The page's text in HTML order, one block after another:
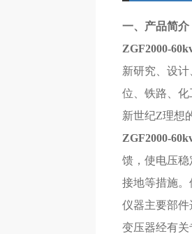
一、产品简介
ZGF2000-
新研究、设
位、铁路、
新世纪Z理想
ZGF2000-
馈，使电压
接地等措施。
仪器主要部
变压器经有